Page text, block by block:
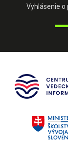
Vyhlásenie o